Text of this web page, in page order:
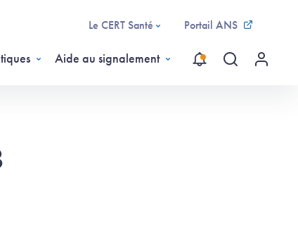
Le CERT Santé Portail ANS
Aide au signalement
Recherche
Menu